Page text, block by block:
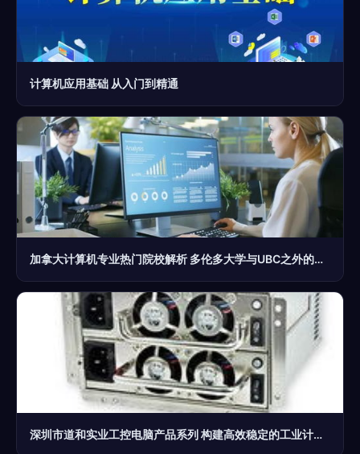
计算机应用基础 从入门到精通
加拿大计算机专业热门院校解析 多伦多大学与UBC之外的选择
深圳市道和实业工控电脑产品系列 构建高效稳定的工业计算解决方案